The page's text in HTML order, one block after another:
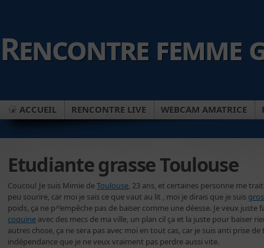
Rencontre femme
ACCUEIL RENCONTRE LIVE WEBCAM AMATRICE
Etudiante grasse Toulouse
Coucou! Je suis Mimie deToulouse, 23 ans, et certaines personne me
peu sourire, car moi je sais ce que vaut au lit , moi je dirais que je suis
poids, ça ne p^’empêche pas de baiser comme une déesse. Je veux
coquine avec des mecs de ma ville, un plan cil ça et la juste pour baiser
autres chose, ça ne sera pas avec moi en tout cas, car je suis anti prise
indépendance que je ne veux vraiment pas perdre aussi vite.